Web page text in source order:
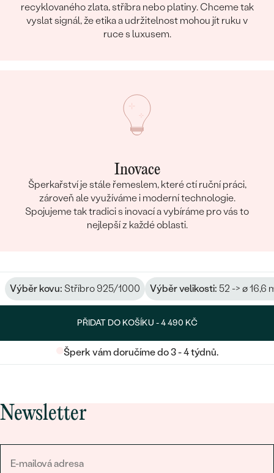
recyklovaného zlata, stříbra nebo platiny. Chceme tak
vyslat signál, že etika a udržitelnost mohou jít ruku v
ruce s luxusem.
Inovace
Šperkařství je stále řemeslem, které ctí ruční práci,
zároveň ale využíváme i moderní technologie.
Spojujeme tak tradici s inovací a vybíráme pro vás to
nejlepší z každé oblasti.
Výběr kovu: Stříbro 925/1000 Výběr velikosti: 52 -> ø 16,6
PŘIDAT DO KOŠÍKU -4 490 KČ
Šperk vám doručíme do 3 - 4 týdnů.
Newsletter